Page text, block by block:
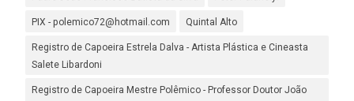
PIX - polemico72@hotmail.com Quintal Alto
Registro de Capoeira Estrela Dalva - Artista Plástica e Cineasta
Salete Libardoni
Registro de Capoeira Mestre Polêmico - Professor Doutor João